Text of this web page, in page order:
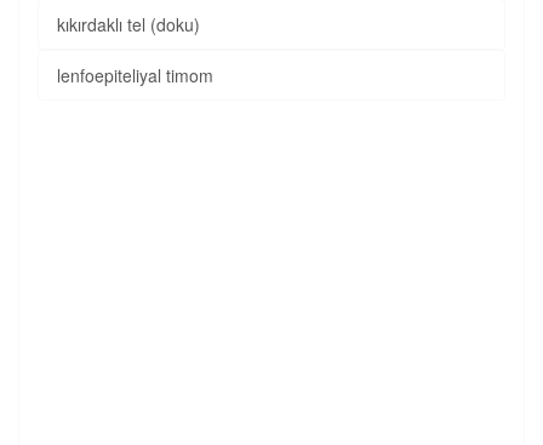
kıkırdaklı tel (doku)
lenfoepiteliyal timom